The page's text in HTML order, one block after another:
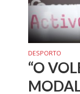
DESPORTO
“O